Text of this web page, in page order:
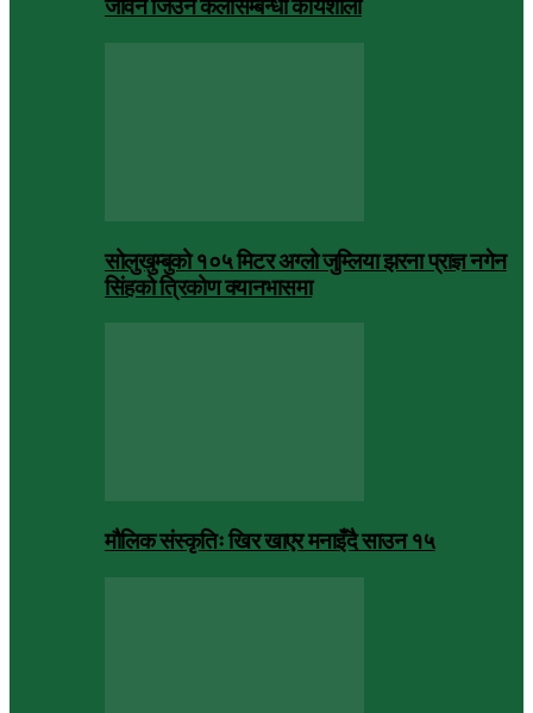
जीवन जिउने कलासम्बन्धी कार्यशाला
सोलुखुम्बुको १०५ मिटर अग्लो जुम्लिया झरना प्राज्ञ नगेन
सिंहको त्रिकोण क्यानभासमा
मौलिक संस्कृतिः खिर खाएर मनाइँदै साउन १५